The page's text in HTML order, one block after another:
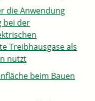
die Anwendung
bei der
Treibhausgase als
nutzt
beim Bauen